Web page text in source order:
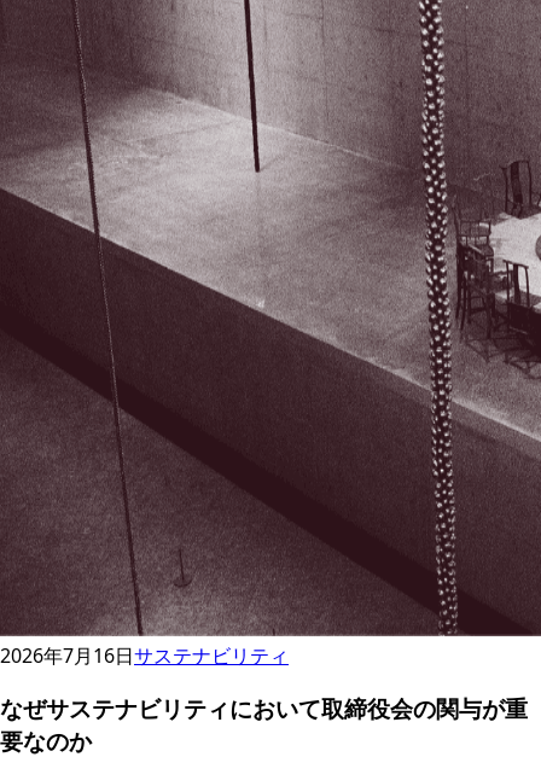
2026年7月16日サステナビリティ
なぜサステナビリティにおいて取締役会の関与が重
要なのか